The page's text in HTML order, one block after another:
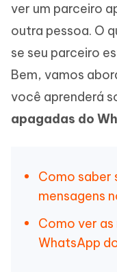
ver um parceiro
outra pessoa. O
se seu parceiro
Bem, vamos
você aprenderá
apagadas do
Como saber
mensagens
Como ver as
WhatsApp